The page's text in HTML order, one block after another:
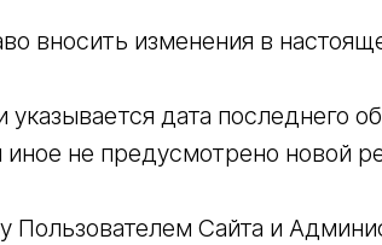
вносить изменения в
дата последнего
не предусмотрено новой
Сайта и